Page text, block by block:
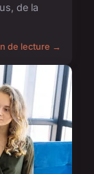
de la
de lecture →